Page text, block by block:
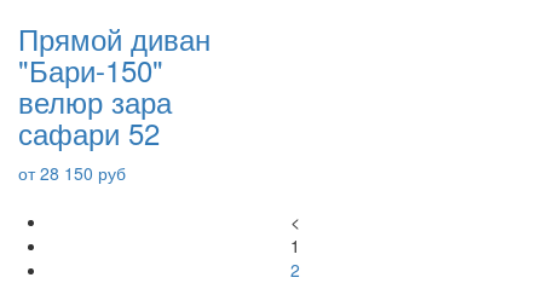
Прямой диван
"Бари-150"
велюр зара
сафари 52
от 28 150 руб
<
1
2